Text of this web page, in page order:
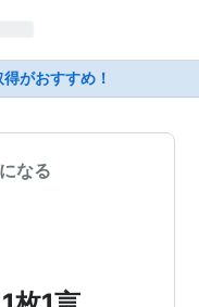
がおすすめ！
なる